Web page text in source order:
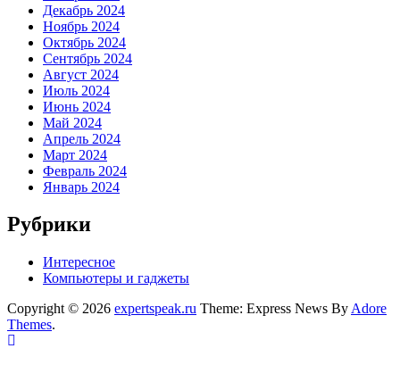
Декабрь 2024
Ноябрь 2024
Октябрь 2024
Сентябрь 2024
Август 2024
Июль 2024
Июнь 2024
Май 2024
Апрель 2024
Март 2024
Февраль 2024
Январь 2024
Рубрики
Интересное
Компьютеры и гаджеты
Copyright © 2026 expertspeak.ru Theme: Express News By Adore
Themes.